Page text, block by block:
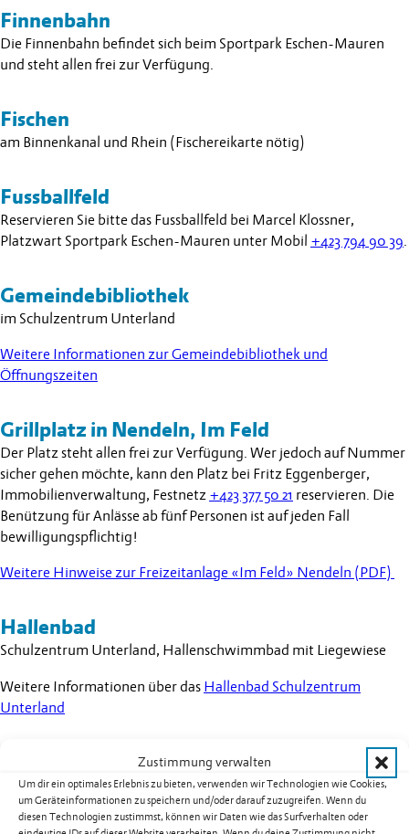
Zustimmung verwalten
Um dir ein optimales Erlebnis zu bieten, verwenden wir Technologien wie Cookies,
um Geräteinformationen zu speichern und/oder darauf zuzugreifen. Wenn du
diesen Technologien zustimmst, können wir Daten wie das Surfverhalten oder
Finnenbahn
Die Finnenbahn befindet sich beim Sportpark Eschen-Mauren
und steht allen frei zur Verfügung.
Fischen
am Binnenkanal und Rhein (Fischereikarte nötig)
Fussballfeld
Reservieren Sie bitte das Fussballfeld bei Marcel Klossner,
Platzwart Sportpark Eschen-Mauren unter Mobil +423 794 90 39.
Gemeindebibliothek
im Schulzentrum Unterland
Weitere Informationen zur Gemeindebibliothek und
Öffnungszeiten
Grillplatz in Nendeln, Im Feld
Der Platz steht allen frei zur Verfügung. Wer jedoch auf Nummer
sicher gehen möchte, kann den Platz bei Fritz Eggenberger,
Immobilienverwaltung, Festnetz +423 377 50 21 reservieren. Die
Benützung für Anlässe ab fünf Personen ist auf jeden Fall
bewilligungspflichtig!
Weitere Hinweise zur Freizeitanlage «Im Feld» Nendeln (PDF)
Hallenbad
Schulzentrum Unterland, Hallenschwimmbad mit Liegewiese
Weitere Informationen über das Hallenbad Schulzentrum
Unterland
Historischer Höhenweg
über dem Eschner Berg